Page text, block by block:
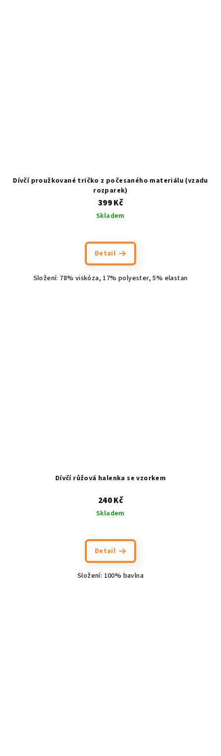
Dívčí proužkované tričko z počesaného materiálu (vzadu
rozparek)
399 Kč
Skladem
Detail
Složení: 78% viskóza, 17% polyester, 5% elastan
Dívčí růžová halenka se vzorkem
240 Kč
Skladem
Detail
Složení: 100% bavlna